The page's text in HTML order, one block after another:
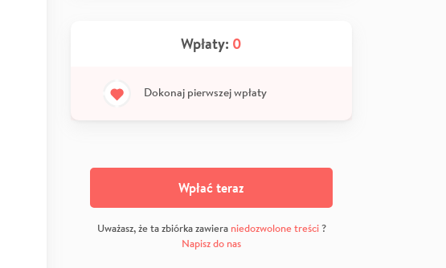
Wpłaty: 0
Dokonaj pierwszej wpłaty
Wpłać teraz
Uważasz, że ta zbiórka zawiera niedozwolone treści?
Napisz do nas